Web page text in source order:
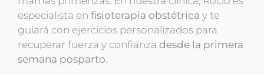
especialista en fisioterapia obstétrica y te
guiará con ejercicios personalizados para
recuperar fuerza y confianza desde la primera
semana posparto.